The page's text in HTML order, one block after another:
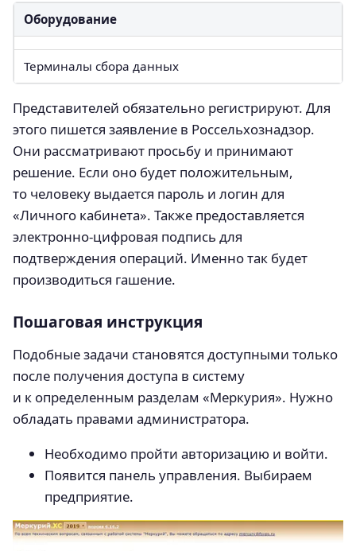
Оборудование
Терминалы сбора данных
Представителей обязательно регистрируют. Для
этого пишется заявление в Россельхознадзор.
Они рассматривают просьбу и принимают
решение. Если оно будет положительным,
то человеку выдается пароль и логин для
«Личного кабинета». Также предоставляется
электронно-цифровая подпись для
подтверждения операций. Именно так будет
производиться гашение.
Пошаговая инструкция
Подобные задачи становятся доступными только
после получения доступа в систему
и к определенным разделам «Меркурия». Нужно
обладать правами администратора.
Необходимо пройти авторизацию и войти.
Появится панель управления. Выбираем
предприятие.